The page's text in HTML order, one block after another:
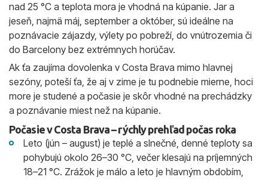
nad 25 °C a teplota mora je vhodná na kúpanie. Jar a
jeseň, najmä máj, september a október, sú ideálne na
poznávacie zájazdy, výlety po pobreží, do vnútrozemia či
do Barcelony bez extrémnych horúčav.
Ak ťa zaujíma dovolenka v Costa Brava mimo hlavnej
sezóny, poteší ťa, že aj v zime je tu podnebie mierne, hoci
more je studené a počasie je skôr vhodné na prechádzky
a poznávanie miest než na kúpanie.
Počasie v Costa Brava – rýchly prehľad počas roka
Leto (jún – august) je teplé a slnečné, denné teploty sa
pohybujú okolo 26–30 °C, večer klesajú na príjemných
18–21 °C. Zrážok je málo a leto je hlavným obdobím,